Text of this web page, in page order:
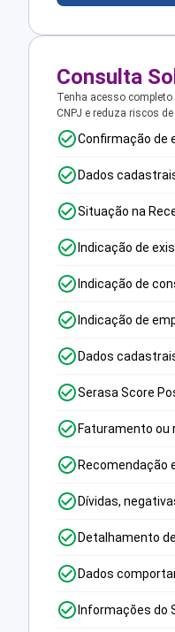
Consulta
Tenha acesso
CNPJ e reduza riscos
Confirmação de
Dados
Situação na
Indicação de
Indicação de
Indicação de
Dados
Serasa Score
Faturamento ou
Recomendação
Dívidas,
Detalhamento
Dados
Informações do